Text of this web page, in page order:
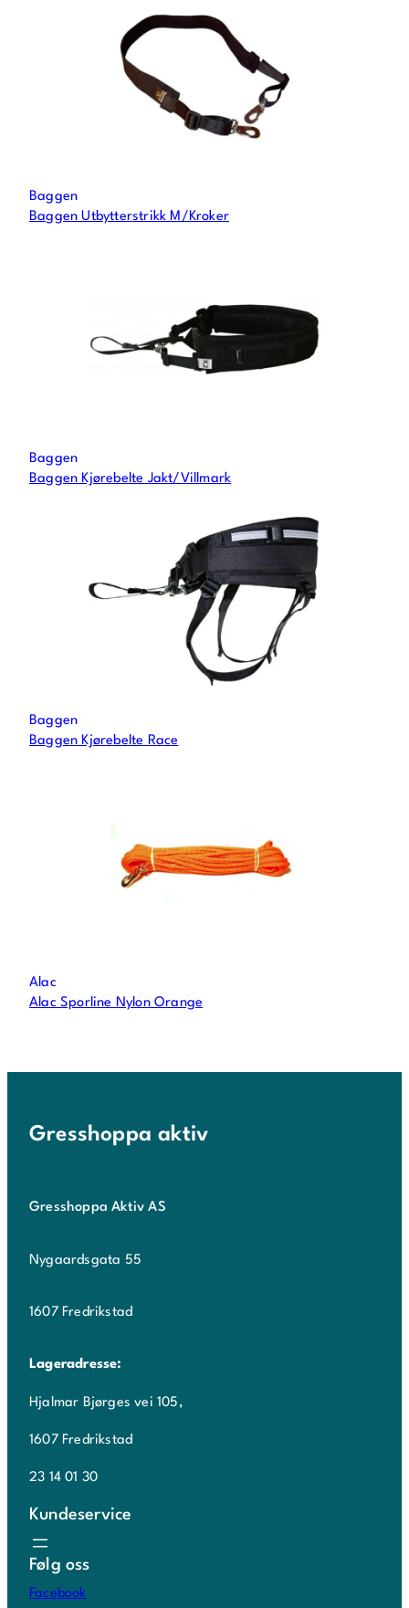
Baggen
Baggen Utbytterstrikk M/Kroker
Baggen
Baggen Kjørebelte Jakt/Villmark
Baggen
Baggen Kjørebelte Race
Alac
Alac Sporline Nylon Orange
Gresshoppa aktiv
Gresshoppa Aktiv AS
Nygaardsgata 55
1607 Fredrikstad
Lageradresse:
Hjalmar Bjørges vei 105,
1607 Fredrikstad
23 14 01 30
Kundeservice
Følg oss
Facebook